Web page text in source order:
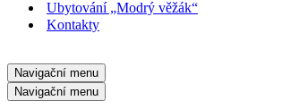
Ubytování „Modrý věžák“
Kontakty
Navigační menu
Navigační menu